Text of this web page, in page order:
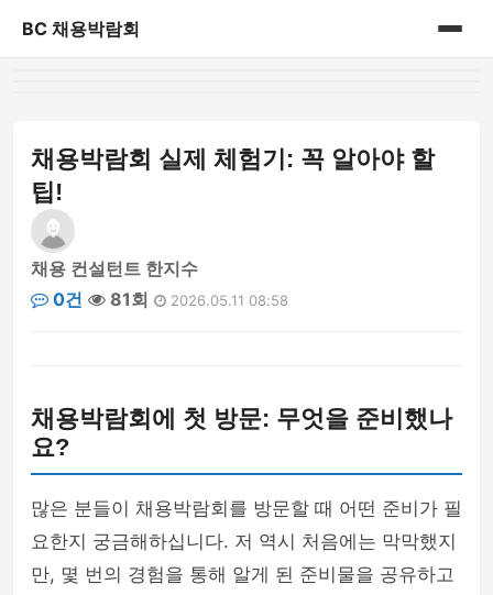
BC 채용박람회
채용박람회 실제 체험기: 꼭 알아야 할
팁!
채용 컨설턴트 한지수
0건
81회 2026.05.11 08:58
채용박람회에 첫 방문: 무엇을 준비했나
요?
많은 분들이 채용박람회를 방문할 때 어떤 준비가 필
요한지 궁금해하십니다. 저 역시 처음에는 막막했지
만, 몇 번의 경험을 통해 알게 된 준비물을 공유하고